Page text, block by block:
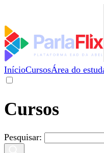
InícioCursosÁrea do
Cursos
Pesquisar: